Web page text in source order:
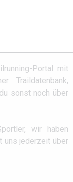
Portal mit
Traildatenbank,
sonst noch über
wir haben
uns jederzeit über